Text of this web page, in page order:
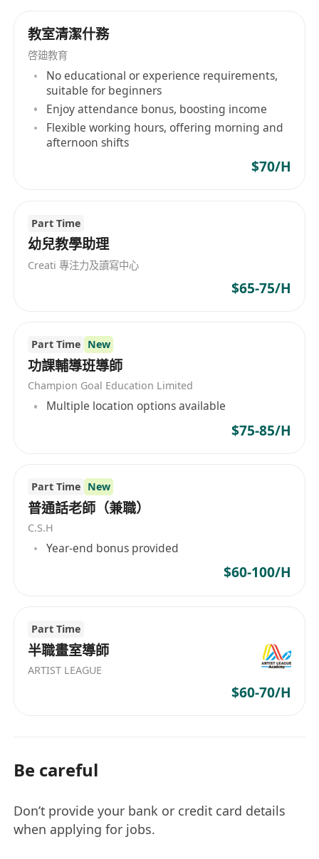
等一站式择校服务，实现梦想与美好未来。母公司
融易学成立于2015年，总部位于深圳，是金融行业
领军者之一、国家高新技术企业，深圳市专精特新
中小企业。2024年获千万级A+轮融资，由国务院新
闻办公室管理的中国网战略投资。佳力核心业务包
括:香港开学规划、全球留学教育、全球移民三大板
块。香港一站式升学服务，目前已积累10000+成功
教育，客户遍布300个城市，不论是“优才计划”、“专
视野＋雄厚实力＋专业团队＋服务体系＋丰富案例
＋客户口碑，留学移民咨询板块为新中产家庭提供
一站式香港身份或留学教育规划服务乃至全球移民
业务，是极具专业性和全球影响力的国际移民留学
教室清潔什務
啓廸教育
No educational or experience requirements,
suitable for beginners
Enjoy attendance bonus, boosting income
Flexible working hours, offering morning and
afternoon shifts
$70/H
Part Time
幼兒教學助理
Creati 專注力及讀寫中心
$65-75/H
Part Time New
功課輔導班導師
Champion Goal Education Limited
Multiple location options available
$75-85/H
Part Time New
普通話老師（兼職）
C.S.H
Year-end bonus provided
$60-100/H
Part Time
半職畫室導師
ARTIST LEAGUE
$60-70/H
Be careful
Don’t provide your bank or credit card details
when applying for jobs.